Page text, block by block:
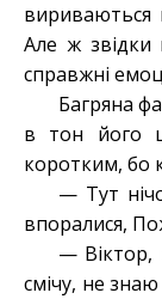
вириваються
Але ж звідки
справжні
Багряна
в тон його
коротким, бо
— Тут
впоралися,
— Віктор,
смічу, не